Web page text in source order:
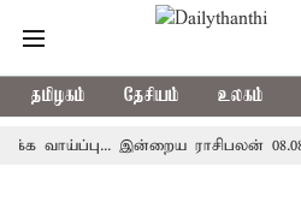
தமிழகம் தேசியம் உலகம்
இன்றைய ராசிபலன் 08.08.2026